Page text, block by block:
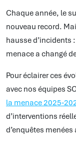
Chaque année, le
nouveau record.
hausse d’incidents :
menace a changé
Pour éclairer ces
avec nos équipes
la menace
d’interventions
d’enquêtes